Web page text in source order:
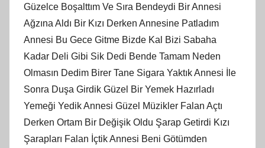
Güzelce Boşalttım Ve Sıra Bendeydi Bir Annesi
Ağzına Aldı Bir Kızı Derken Annesine Patladım
Annesi Bu Gece Gitme Bizde Kal Bizi Sabaha
Kadar Deli Gibi Sik Dedi Bende Tamam Neden
Olmasın Dedim Birer Tane Sigara Yaktık Annesi İle
Sonra Duşa Girdik Güzel Bir Yemek Hazırladı
Yemeği Yedik Annesi Güzel Müzikler Falan Açtı
Derken Ortam Bir Değişik Oldu Şarap Getirdi Kızı
Şarapları Falan İçtik Annesi Beni Götümden